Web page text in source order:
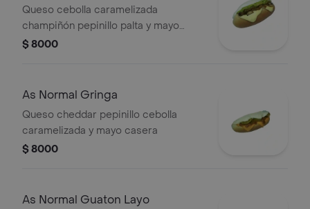
Queso cebolla caramelizada
champiñón pepinillo palta y mayo
casera
$ 8000
As Normal Gringa
Queso cheddar pepinillo cebolla
caramelizada y mayo casera
$ 8000
As Normal Guaton Layo